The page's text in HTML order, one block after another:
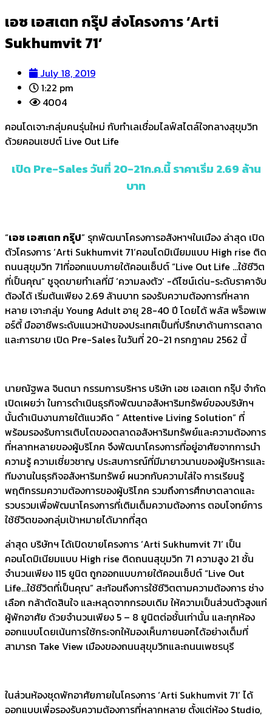
เอซ เอสเตท กรุ๊ป ส่งโครงการ ‘Arti
Sukhumvit 71’
July 18, 2019
1:22 pm
4004
คอนโดเจาะกลุ่มคนรุ่นใหม่ กับทำเลเชื่อมไลฟ์สไตล์ใจกลางสุขุมวิท
ด้วยคอนเซปต์ Live Out Life
เปิด Pre-Sales วันที่ 20-21ก.ค.นี้ ราคาเริ่ม 2.69 ล้าน
บาท
“เอซ เอสเตท กรุ๊ป” รุกพัฒนาโครงการอสังหาฯในเมือง ล่าสุด เปิด
ตัวโครงการ ‘Arti Sukhumvit 71’คอนโดมิเนียมแบบ High rise ติด
ถนนสุขุมวิท 71ที่ออกแบบภายใต้คอนเซ็ปต์ “Live Out Life …ใช้ชีวิต
ที่เป็นคุณ” ชูจุดขายทำเลที่มี ‘ความลงตัว’ -ดีไซน์เด่น-ระดับราคาจับ
ต้องได้ เริ่มต้นเพียง 2.69 ล้านบาท รองรับความต้องการที่หลาก
หลาย เจาะกลุ่ม Young Adult อายุ 28-40 ปี โดยได้ พลัส พร็อพเพ
อร์ตี้ มืออาชีพระดับแนวหน้าของประเทศเป็นที่ปรึกษาด้านการตลาด
และการขาย เปิด Pre-Sales ในวันที่ 20-21 กรกฎาคม 2562 นี้
นายณัฐพล จินตนา กรรมการบริหาร บริษัท เอซ เอสเตท กรุ๊ป จำกัด
เปิดเผยว่า ในการดำเนินธุรกิจพัฒนาอสังหาริมทรัพย์ของบริษัทฯ
นั้นดำเนินงานภายใต้แนวคิด “ Attentive Living Solution” ที่
พร้อมรองรับการเติบโตของตลาดอสังหาริมทรัพย์และความต้องการ
ที่หลากหลายของผู้บริโภค จึงพัฒนาโครงการที่อยู่อาศัยจากการนำ
ความรู้ ความเชี่ยวชาญ ประสบการณ์ที่มีมายาวนานของผู้บริหารและ
ทีมงานในธุรกิจอสังหาริมทรัพย์ ผนวกกับความใส่ใจ การเรียนรู้
พฤติกรรมความต้องการของผู้บริโภค รวมถึงการศึกษาตลาดและ
รวบรวมเพื่อพัฒนาโครงการที่เติมเต็มความต้องการ ตอบโจทย์การ
ใช้ชีวิตของกลุ่มเป้าหมายได้มากที่สุด
ล่าสุด บริษัทฯ ได้เปิดขายโครงการ ‘Arti Sukhumvit 71’ เป็น
คอนโดมิเนียมแบบ High rise ติดถนนสุขุมวิท 71 ความสูง 21 ชั้น
จำนวนเพียง 115 ยูนิต ถูกออกแบบภายใต้คอนเซ็ปต์ “Live Out
Life…ใช้ชีวิตที่เป็นคุณ” สะท้อนถึงการใช้ชีวิตตามความต้องการ ช่าง
เลือก กล้าตัดสินใจ และหลุดจากกรอบเดิม ให้ความเป็นส่วนตัวสูงแก่
ผู้พักอาศัย ด้วยจำนวนเพียง 5 – 8 ยูนิตต่อชั้นเท่านั้น และทุกห้อง
ออกแบบโดยเน้นการใช้กระจกให้มองเห็นภายนอกได้อย่างเต็มที่
สามารถ Take View เมืองของถนนสุขุมวิทและถนนเพชรบุรี
ในส่วนห้องชุดพักอาศัยภายในโครงการ ‘Arti Sukhumvit 71’ ได้
ออกแบบเพื่อรองรับความต้องการที่หลากหลาย ตั้งแต่ห้อง Studio,